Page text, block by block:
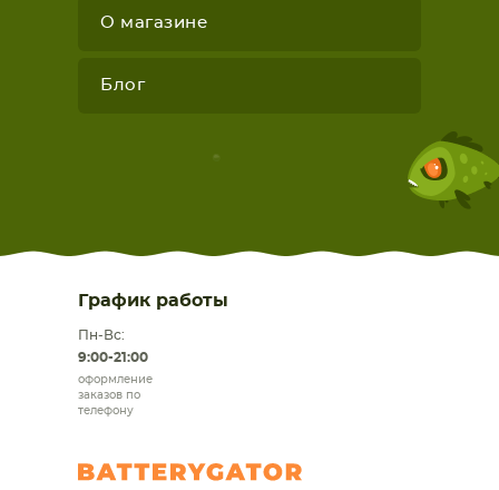
О магазине
Блог
График работы
Пн-Вс:
9:00-21:00
оформление
заказов по
телефону